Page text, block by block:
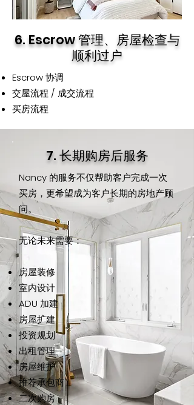
6. Escrow 管理、房屋检查与
顺利过户
Escrow 协调
交屋流程 / 成交流程
买房流程
7. 长期购房后服务
Nancy 的服务不仅帮助客户完成一次
买房，更希望成为客户长期的房地产顾
问。
无论未来需要：
房屋装修
室内设计
ADU 加建
房屋扩建
投资规划
出租管理
房屋维护
推荐承包商
二次购房